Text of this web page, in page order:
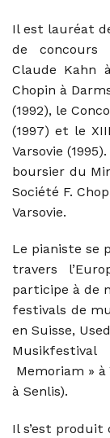
Il est lauréat
de concours
Claude Kahn
Chopin à
(1992), le
(1997) et le
Varsovie
boursier du
Société F.
Varsovie.
Le pianiste se
travers
participe à de
festivals de
en Suisse,
Memoriam » à
à Senlis).
Il s’est produit